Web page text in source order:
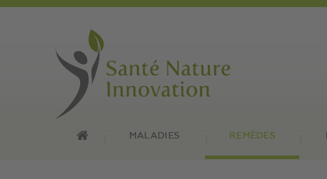
MALADIES REMÈDES